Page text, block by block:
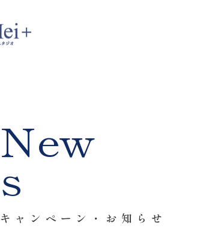
New
s
キャンペーン・お知らせ